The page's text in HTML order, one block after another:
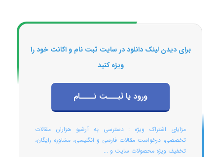
برای دیدن لینک دانلود در سایت ثبت نام و اکانت خود را
ویژه کنید
ورود یا ثبـــت نــــام
مزایای اشتراک ویژه : دسترسی به آرشیو هزاران مقالات
تخصصی، درخواست مقالات فارسی و انگلیسی، مشاوره رایگان،
تخفیف ویژه محصولات سایت و ...